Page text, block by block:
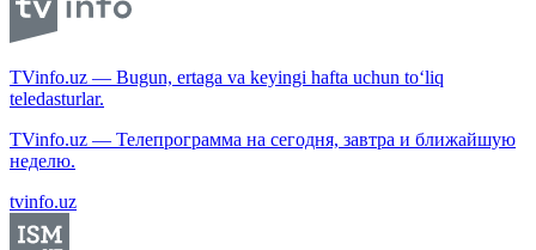
TVinfo.uz — Bugun, ertaga va keyingi hafta uchun to‘liq
teledasturlar.
TVinfo.uz — Телепрограмма на сегодня, завтра и ближайшую
неделю.
tvinfo.uz